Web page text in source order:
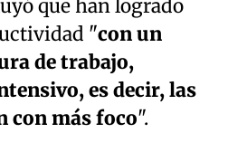
que han logrado
"con un
de trabajo,
es decir, las
con más foco".